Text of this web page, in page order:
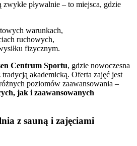
zwykłe pływalnie – to miejsca, gdzie
warunkach,
ruchowych,
fizycznym.
Centrum Sportu, gdzie nowoczesna
akademicką. Oferta zajęć jest
poziomów zaawansowania –
jak i zaawansowanych
z sauną i zajęciami